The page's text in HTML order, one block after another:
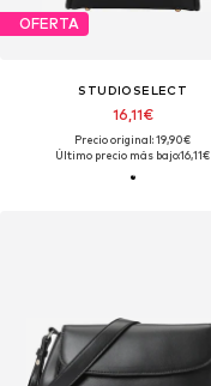
OFERTA
STUDIOSELECT
16,11€
Precio original: 19,90€
Último precio más bajo:16,11€